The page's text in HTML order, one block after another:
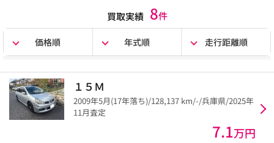
買取実績 8件
価格順 年式順 走行距離順
１５Ｍ
2009年5月(17年落ち)/128,137 km/-/兵庫県/2025年
11月査定
7.1万円